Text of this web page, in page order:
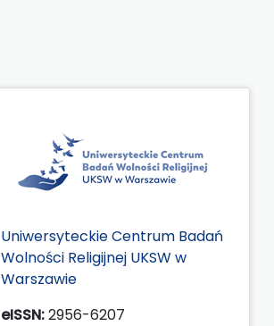
Uniwersyteckie Centrum Badań
Wolności Religijnej UKSW w
Warszawie
eISSN:2956-6207